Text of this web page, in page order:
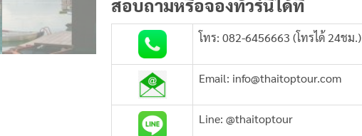
สอบถามหรือจองทัวร์นี้ได้ที่
โทร: 082-6456663 (โทรได้ 24ชม.)
Email: info@thaitoptour.com
Line: @thaitoptour